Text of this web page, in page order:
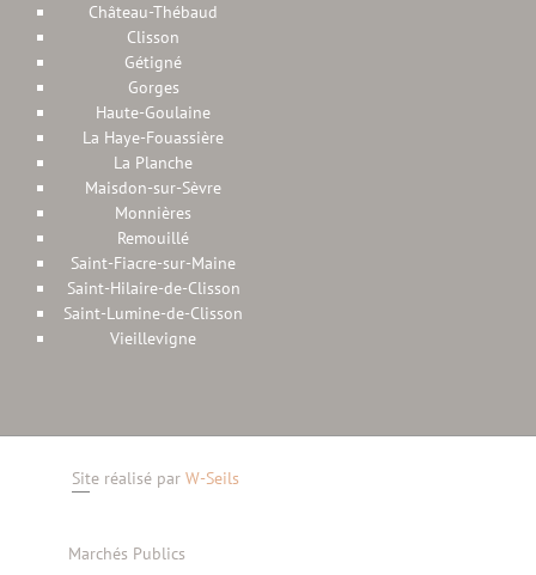
Château-Thébaud
Clisson
Gétigné
Gorges
Haute-Goulaine
La Haye-Fouassière
La Planche
Maisdon-sur-Sèvre
Monnières
Remouillé
Saint-Fiacre-sur-Maine
Saint-Hilaire-de-Clisson
Saint-Lumine-de-Clisson
Vieillevigne
Site réalisé par W-Seils
Marchés Publics